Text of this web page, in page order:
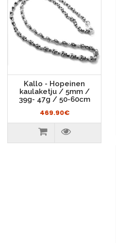
Kallo - Hopeinen
kaulaketju / 5mm /
39g- 47g / 50-60cm
469.90€